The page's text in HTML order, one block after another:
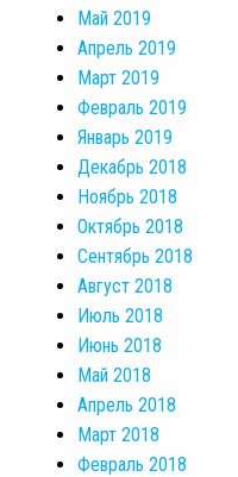
Май 2019
Апрель 2019
Март 2019
Февраль 2019
Январь 2019
Декабрь 2018
Ноябрь 2018
Октябрь 2018
Сентябрь 2018
Август 2018
Июль 2018
Июнь 2018
Май 2018
Апрель 2018
Март 2018
Февраль 2018